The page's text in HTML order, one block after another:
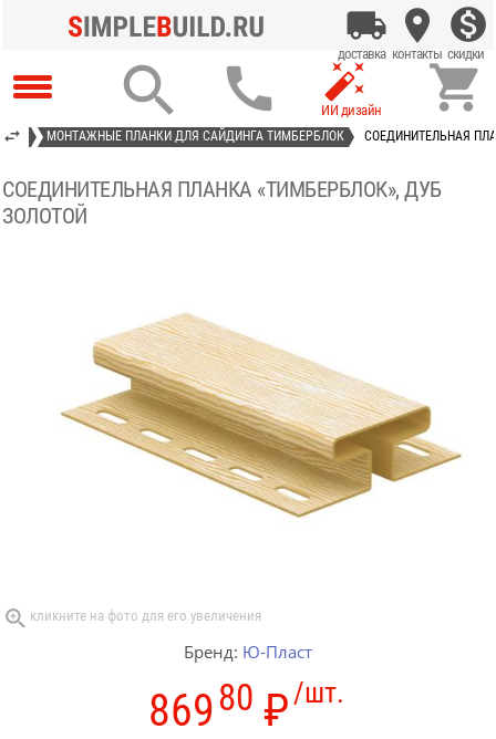
   
МОНТАЖНЫЕ ПЛАНКИ ДЛЯ САЙДИНГА ТИМБЕРБЛОК СОЕДИНИТЕЛЬНАЯ
СОЕДИНИТЕЛЬНАЯ ПЛАНКА «ТИМБЕРБЛОК», ДУБ
ЗОЛОТОЙ
Бренд: Ю-Пласт
/шт.
86980 ₽